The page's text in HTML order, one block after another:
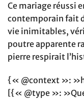
Ce mariage réussi
contemporain fait
vie inimitables,
poutre apparente
pierre respirait
{« @context »:
[{« @type »: